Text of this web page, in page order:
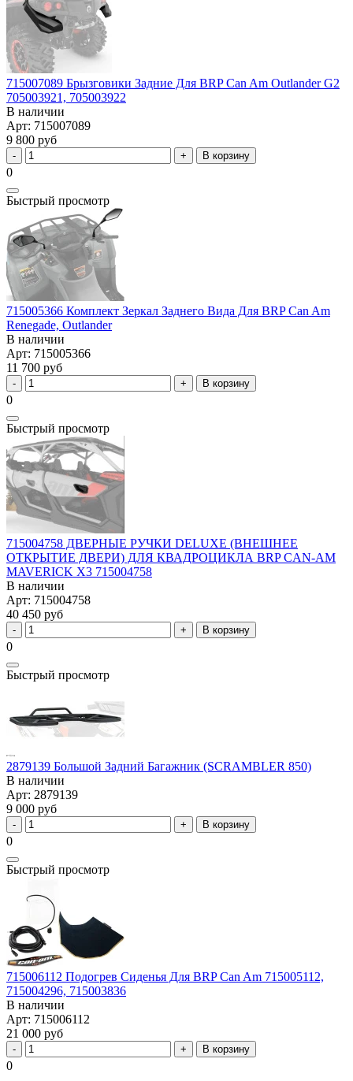
715007089 Брызговики Задние Для BRP Can Am Outlander G2
705003921, 705003922
В наличии
Арт: 715007089
9 800 руб
В корзину
0
Быстрый просмотр
715005366 Комплект Зеркал Заднего Вида Для BRP Can Am
Renegade, Outlander
В наличии
Арт: 715005366
11 700 руб
В корзину
0
Быстрый просмотр
715004758 ДВЕРНЫЕ РУЧКИ DELUXE (ВНЕШНЕЕ
ОТКРЫТИЕ ДВЕРИ) ДЛЯ КВАДРОЦИКЛА BRP CAN-AM
MAVERICK X3 715004758
В наличии
Арт: 715004758
40 450 руб
В корзину
0
Быстрый просмотр
2879139 Большой Задний Багажник (SCRAMBLER 850)
В наличии
Арт: 2879139
9 000 руб
В корзину
0
Быстрый просмотр
715006112 Подогрев Сиденья Для BRP Can Am 715005112,
715004296, 715003836
В наличии
Арт: 715006112
21 000 руб
В корзину
0